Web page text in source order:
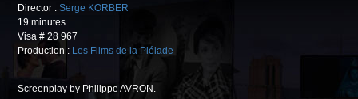
Director : Serge KORBER
19 minutes
Visa # 28 967
Production : Les Films de la Pléiade
Screenplay by Philippe AVRON.